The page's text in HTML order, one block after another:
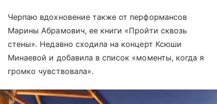
Черпаю вдохновение также от перформансов
Марины Абрамович, ее книги «Пройти сквозь
стены». Недавно сходила на концерт Ксюши
Минаевой и добавила в список «моменты, когда я
громко чувствовала».